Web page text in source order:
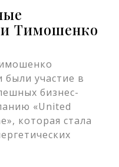
Тимошенко
участие в
бизнес-
«United
которая стала